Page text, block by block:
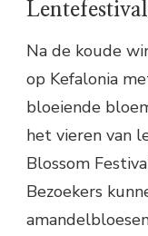
Na de koude
op Kefalonia
bloeiende
het vieren van
Blossom
Bezoekers